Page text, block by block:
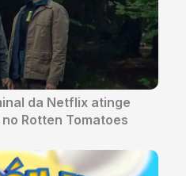
da Netflix atinge
Rotten Tomatoes